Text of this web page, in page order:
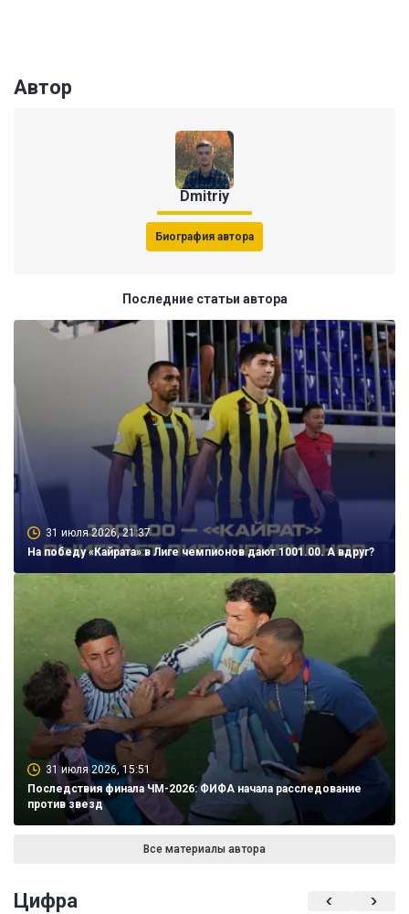
Автор
Dmitriy
Биография автора
Последние статьи автора
31 июля 2026, 21:37
На победу «Кайрата» в Лиге чемпионов дают 1001.00. А вдруг?
31 июля 2026, 15:51
Последствия финала ЧМ-2026: ФИФА начала расследование
против звезд
Все материалы автора
Цифра